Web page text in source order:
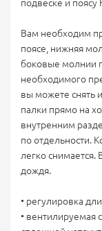
подвеске и поясу
Вам необходим
поясе, нижняя
боковые молнии
необходимого
вы можете снять
палки прямо на
внутренним
по отдельности.
легко снимается.
дождя.
• регулировка
• вентилируемая